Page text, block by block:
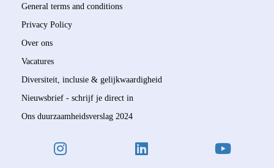
General terms and conditions
Privacy Policy
Over ons
Vacatures
Diversiteit, inclusie & gelijkwaardigheid
Nieuwsbrief - schrijf je direct in
Ons duurzaamheidsverslag 2024